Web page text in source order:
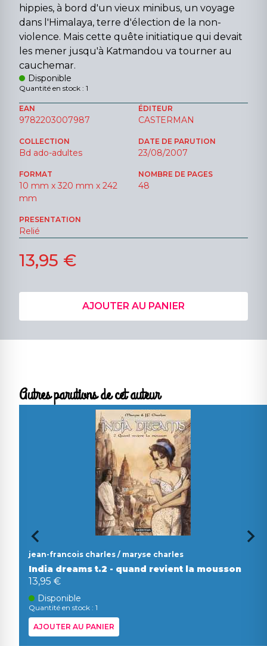
hippies, à bord d'un vieux minibus, un voyage
dans l'Himalaya, terre d'élection de la non-
violence. Mais cette quête initiatique qui devait
les mener jusqu'à Katmandou va tourner au
cauchemar.
Disponible
Quantité en stock : 1
EAN
9782203007987
ÉDITEUR
CASTERMAN
COLLECTION
Bd ado-adultes
DATE DE PARUTION
23/08/2007
FORMAT
10 mm x 320 mm x 242
mm
NOMBRE DE PAGES
48
PRESENTATION
Relié
13,95 €
AJOUTER AU PANIER
Autres parutions de cet auteur
jean-francois charles / maryse charles
India dreams t.2 - quand revient la mousson
13,95 €
Disponible
Quantité en stock : 1
AJOUTER AU PANIER